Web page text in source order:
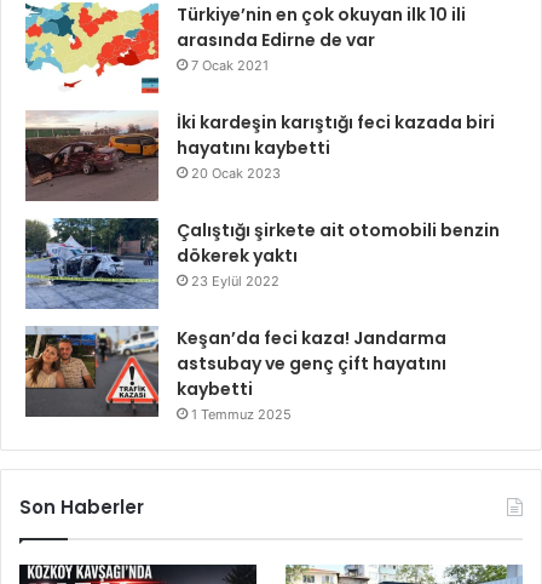
Türkiye’nin en çok okuyan ilk 10 ili
arasında Edirne de var
7 Ocak 2021
İki kardeşin karıştığı feci kazada biri
hayatını kaybetti
20 Ocak 2023
Çalıştığı şirkete ait otomobili benzin
dökerek yaktı
23 Eylül 2022
Keşan’da feci kaza! Jandarma
astsubay ve genç çift hayatını
kaybetti
1 Temmuz 2025
Son Haberler